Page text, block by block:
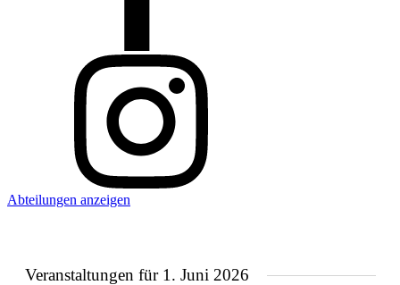
Abteilungen anzeigen
Veranstaltungen für 1. Juni 2026